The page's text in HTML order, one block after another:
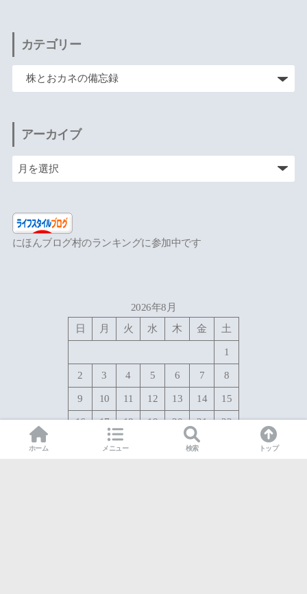
カテゴリー
アーカイブ
にほんブログ村のランキングに参加中です
2026年8月
日
月 火 水 木 金 土
1
2 3 4 5 6 7 8
9 10 11 12 13 14 15
16 17 18 19 20 21 22
24 25 28
ホーム メニュー 検索 トップ